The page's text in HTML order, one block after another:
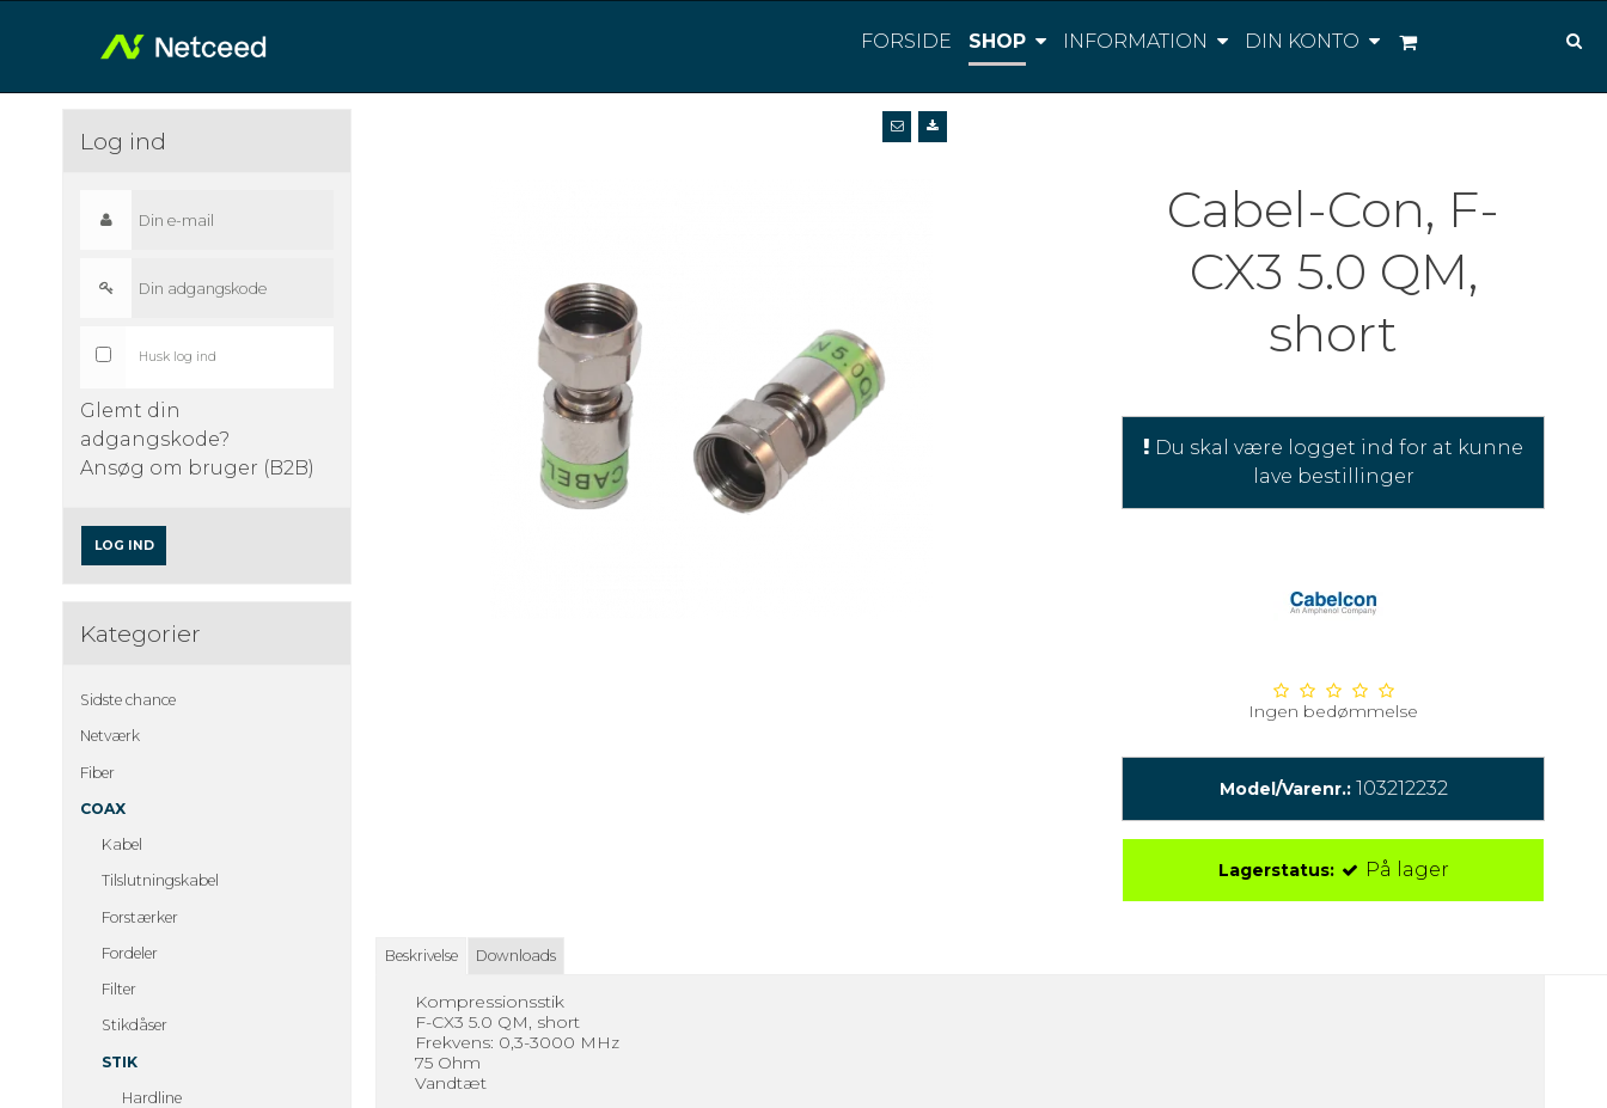
FORSIDE SHOP INFORMATION DIN KONTO
Log ind
Husk log ind
Glemt din
adgangskode?
Ansøg om bruger (B2B)
LOG IND
Kategorier
Sidste chance
Netværk
Fiber
COAX
Kabel
Tilslutningskabel
Forstærker
Fordeler
Filter
Stikdåser
STIK
Hardline
Cabel-Con, F-
CX3 5.0 QM,
short
Du skal være logget ind for at kunne
lave bestillinger
Ingen bedømmelse
Model/Varenr.: 103212232
Lagerstatus: På lager
Beskrivelse Downloads
Kompressionsstik
F-CX3 5.0 QM, short
Frekvens: 0,3-3000 MHz
75 Ohm
Vandtæt